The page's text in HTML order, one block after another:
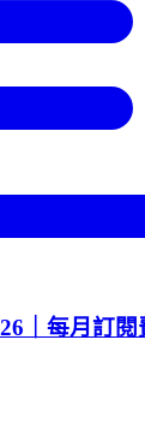
｜每月訂